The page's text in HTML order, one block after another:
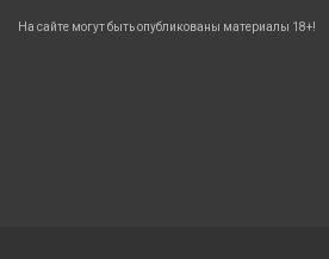
На сайте могут быть опубликованы материалы 18+!